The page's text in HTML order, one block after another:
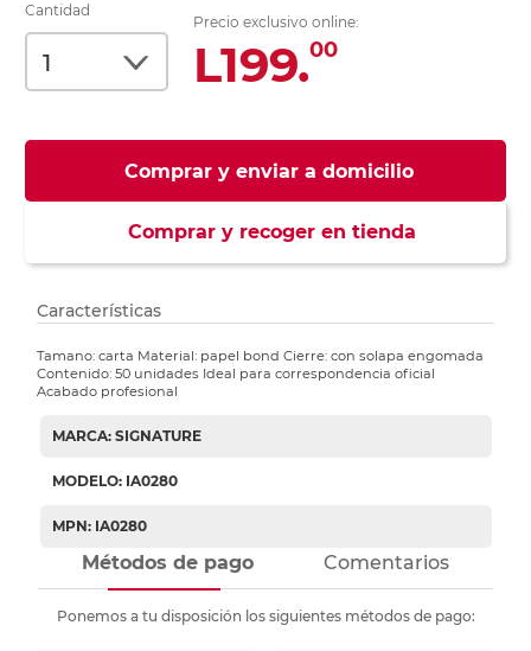
Cantidad
Precio exclusivo online:
L199.00
Comprar y enviar a domicilio
Comprar y recoger en tienda
Características
Tamano: carta Material: papel bond Cierre: con solapa engomada
Contenido: 50 unidades Ideal para correspondencia oficial
Acabado profesional
MARCA: SIGNATURE
MODELO: IA0280
MPN: IA0280
Métodos de pago Comentarios
Ponemos a tu disposición los siguientes métodos de pago: